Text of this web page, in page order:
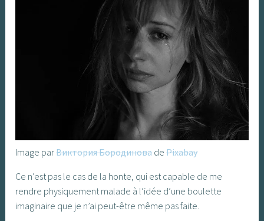
Image parВиктория Бородинова dePixabay
Ce n’est pas le cas de la honte, qui est capable de me
rendre physiquement malade à l’idée d’une boulette
imaginaire que je n’ai peut-être même pas faite.